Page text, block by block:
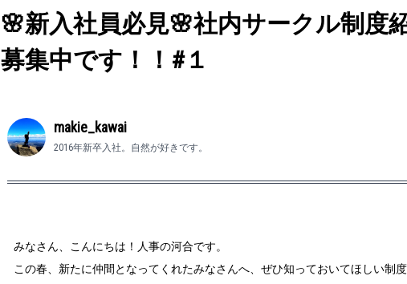
🌸新入社員必見🌸社内サークル制度
募集中です！！#１
makie_kawai
2016年新卒入社。自然が好きです。
みなさん、こんにちは！人事の河合です。
この春、新たに仲間となってくれたみなさんへ、ぜひ知っておいてほしい制